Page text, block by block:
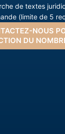
de textes
(limite de 5
NOUS
DU